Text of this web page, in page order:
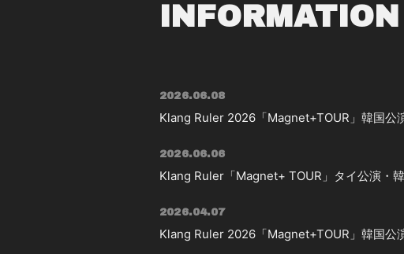
INFORMATION
2026.06.08
Klang Ruler 2026「Magnet+TOUR」韓国公
2026.06.06
Klang Ruler「Magnet+ TOUR」タイ公演・
2026.04.07
Klang Ruler 2026「Magnet+TOUR」韓国公